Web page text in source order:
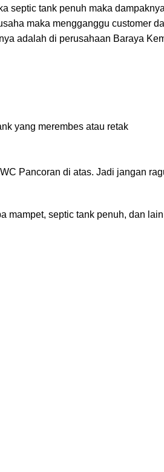
septic tank penuh maka
maka mengganggu customer
adalah di perusahaan Baraya
yang merembes atau retak
Pancoran di atas. Jadi jangan
mampet, septic tank penuh, dan